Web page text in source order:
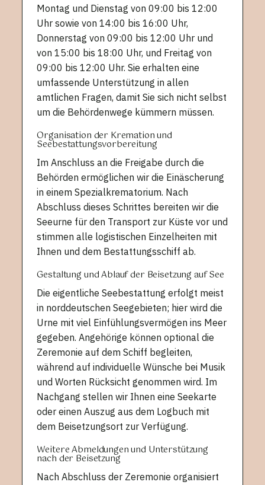
Montag und Dienstag von 09:00 bis 12:00
Uhr sowie von 14:00 bis 16:00 Uhr,
Donnerstag von 09:00 bis 12:00 Uhr und
von 15:00 bis 18:00 Uhr, und Freitag von
09:00 bis 12:00 Uhr. Sie erhalten eine
umfassende Unterstützung in allen
amtlichen Fragen, damit Sie sich nicht selbst
um die Behördenwege kümmern müssen.
Organisation der Kremation und
Seebestattungsvorbereitung
Im Anschluss an die Freigabe durch die
Behörden ermöglichen wir die Einäscherung
in einem Spezialkrematorium. Nach
Abschluss dieses Schrittes bereiten wir die
Seeurne für den Transport zur Küste vor und
stimmen alle logistischen Einzelheiten mit
Ihnen und dem Bestattungsschiff ab.
Gestaltung und Ablauf der Beisetzung auf See
Die eigentliche Seebestattung erfolgt meist
in norddeutschen Seegebieten; hier wird die
Urne mit viel Einfühlungsvermögen ins Meer
gegeben. Angehörige können optional die
Zeremonie auf dem Schiff begleiten,
während auf individuelle Wünsche bei Musik
und Worten Rücksicht genommen wird. Im
Nachgang stellen wir Ihnen eine Seekarte
oder einen Auszug aus dem Logbuch mit
dem Beisetzungsort zur Verfügung.
Weitere Abmeldungen und Unterstützung
nach der Beisetzung
Nach Abschluss der Zeremonie organisiert